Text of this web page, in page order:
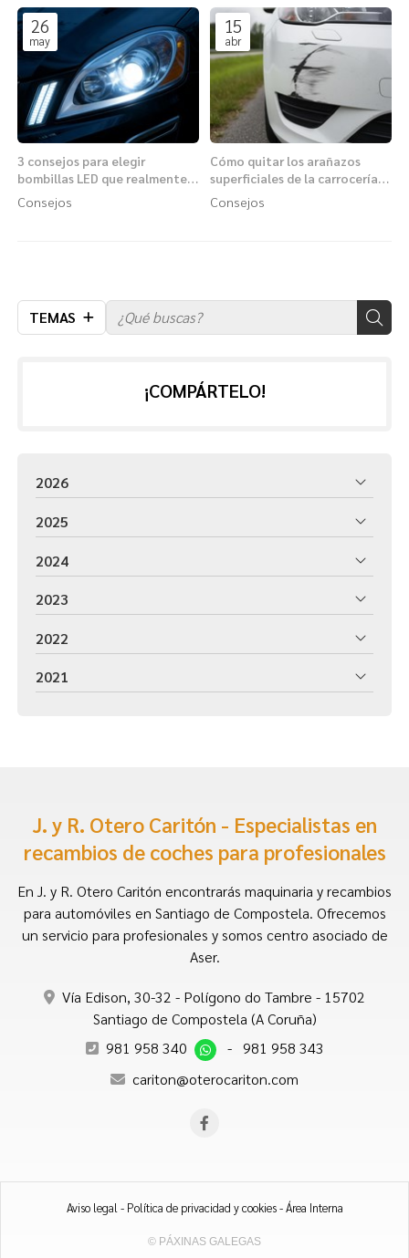
TEMAS
26
may
3 consejos para elegir
bombillas LED que realmente
mejoren tu visibilidad
nocturna
Consejos
15
abr
Cómo quitar los arañazos
superficiales de la carrocería
con los productos adecuados
Consejos
¡COMPÁRTELO!
2026
2025
2024
2023
2022
2021
J. y R. Otero Caritón - Especialistas en
recambios de coches para profesionales
En J. y R. Otero Caritón encontrarás maquinaria y recambios
para automóviles en Santiago de Compostela. Ofrecemos
un servicio para profesionales y somos centro asociado de
Aser.
Vía Edison, 30-32 - Polígono do Tambre - 15702
Santiago de Compostela (A Coruña)
981 958 340
- 981 958 343
cariton@oterocariton.com
Aviso legal - Política de privacidad y cookies-Área Interna
© PÁXINAS GALEGAS